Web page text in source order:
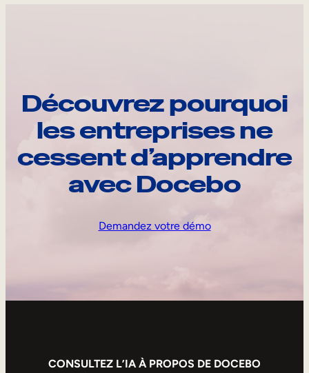
Découvrez pourquoi
les entreprises ne
cessent d’apprendre
avec Docebo
Demandez votre démo
CONSULTEZ L’IA À PROPOS DE DOCEBO